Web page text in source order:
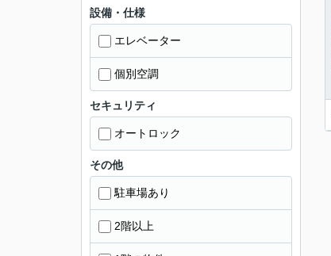
設備・仕様
エレベーター
個別空調
セキュリティ
オートロック
その他
駐車場あり
2階以上